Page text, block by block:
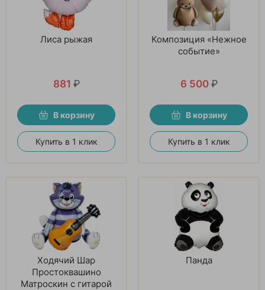
Лиса рыжая
881 ₽
В корзину
Купить в 1 клик
Композиция «Нежное
событие»
6 500 ₽
В корзину
Купить в 1 клик
Ходячий Шар
Простоквашино
Матроскин с гитарой
Панда